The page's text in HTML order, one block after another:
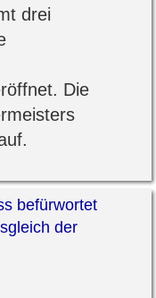
drei
Die
befürwortet
der